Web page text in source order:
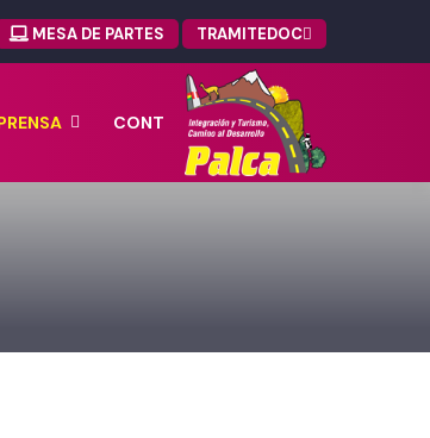
MESA DE PARTES TRAMITEDOC
CONT